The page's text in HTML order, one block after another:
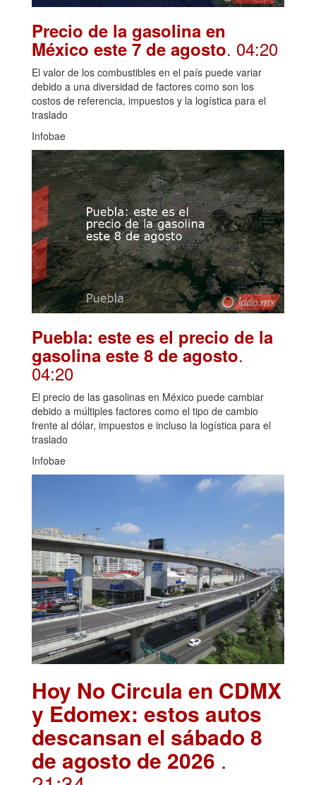
Precio de la gasolina en
México este 7 de agosto. 04:20
El valor de los combustibles en el país puede variar
debido a una diversidad de factores como son los
costos de referencia, impuestos y la logística para el
traslado
Infobae
Puebla: este es el precio de la
gasolina este 8 de agosto.
04:20
El precio de las gasolinas en México puede cambiar
debido a múltiples factores como el tipo de cambio
frente al dólar, impuestos e incluso la logística para el
traslado
Infobae
Hoy No Circula en CDMX
y Edomex: estos autos
descansan el sábado 8
de agosto de 2026 .